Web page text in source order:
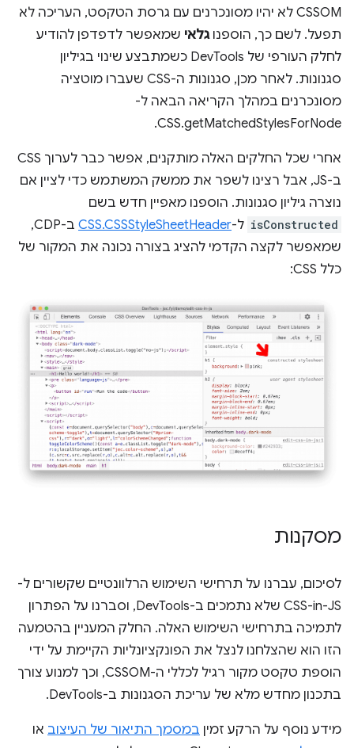
CSSOM לא יהיו מסונכרנים עם גרסת הטקסט, העריכה לא
תפעל. לשם כך, הוספנוגלאי שמאפשר לדפדפן להודיע
לחלק העורפי של DevTools כשמתבצע שינוי בגיליון
סגנונות. לאחר מכן, סגנונות ה-CSS שעברו מוטציה
מסונכרנים במהלך הקריאה הבאה ל-
CSS.getMatchedStylesForNode.
אחרי שכל החלקים האלה מותקנים, אפשר כבר לערוך CSS
ב-JS, אבל רצינו לשפר את ממשק המשתמש כדי לציין אם
נוצרה גיליון סגנונות. הוספנו מאפיין חדש בשם
isConstructed ל-CSS.CSSStyleSheetHeader
ב-CDP,
שמאפשר לקצה הקדמי להציג בצורה נכונה את המקור של
כלל CSS:
מסקנות
לסיכום, עברנו על תרחישי השימוש הרלוונטיים שקשורים ל-
CSS-in-JS שלא נתמכים ב-DevTools, וסברנו על הפתרון
לתמיכה בתרחישי השימוש האלה. החלק המעניין בהטמעה
הזו הוא שהצלחנו לנצל את הפונקציונליות הקיימת על ידי
הוספת טקסט מקור רגיל לכללי ה-CSSOM, וכך למנוע צורך
בתכנון מחדש מלא של עריכת הסגנונות ב-DevTools.
מידע נוסף על הרקע זמין במסמך התיאור של העיצוב או